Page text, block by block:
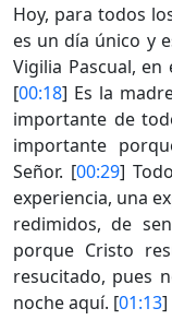
Hoy, para todos
es un día único y
Vigilia Pascual,
[00:18] Es la
importante de
importante
Señor. [00:29]
experiencia, una
redimidos, de
porque Cristo
resucitado, pues
noche aquí. [01:13]